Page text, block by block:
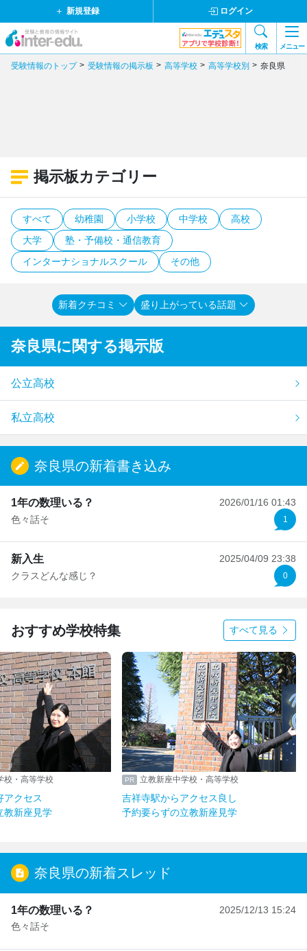
新規登録 ログイン
検索 メニュー
受験情報のトップ 受験情報の掲示板 高等学校 高等学校別 奈良県
掲示板カテゴリー
すべて 幼稚園 小学校 中学校
高校
大学
塾・予備校・通信教育
インターナショナルスクール
その他
新着クチコミ 盛り上がっている話題
奈良県に関する掲示版
公立高校
私立高校
奈良県の新着書き込み
1年の数理いる？
2026/01/16 01:43
色々話そ
1
新入生
2025/04/09 23:38
クラスどんな感じ？
0
おすすめ学校特集 すべて見る
校・高等学校
アクセス
教新座見学
立教新座中学校・高等学校
吉祥寺駅からアクセス良し
予約要らずの立教新座見学
奈良県の新着スレッド
1年の数理いる？
2025/12/13 15:24
色々話そ